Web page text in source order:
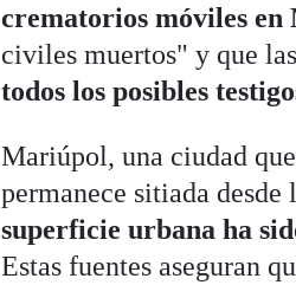
crematorios móviles
civiles muertos" y que
todos los posibles
Mariúpol, una ciudad
permanece sitiada
superficie urbana ha
Estas fuentes aseguran